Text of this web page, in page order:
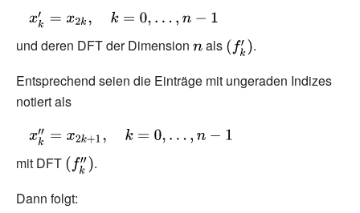
{e} ^{-{\frac {2\pi
\mathrm {i} }
{2n}}mk}\qquad
m=0,\dotsc ,2n-
1}
{\displaystyle
x'_{k}=x_{2k},\quad
und deren DFT der Dimension {\displaystyle
als {\displaystyle
.
Entsprechend seien die Einträge mit ungeraden Indizes
notiert als
{\displaystyle
x''_{k}=x_{2k+1},\quad
k=0,\dotsc ,n-1}
mit DFT {\displaystyle
.
Dann folgt: